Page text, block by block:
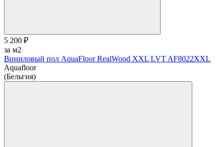
5 200 ₽
за м2
Виниловый пол AquaFloor RealWood XХL LVT AF8022XXL
Aquafloor
(Бельгия)